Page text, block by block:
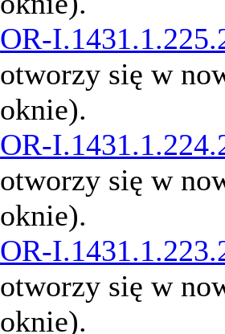
OR-
otworzy się w
oknie).
OR-
otworzy się w
oknie).
OR-
otworzy się w
oknie).